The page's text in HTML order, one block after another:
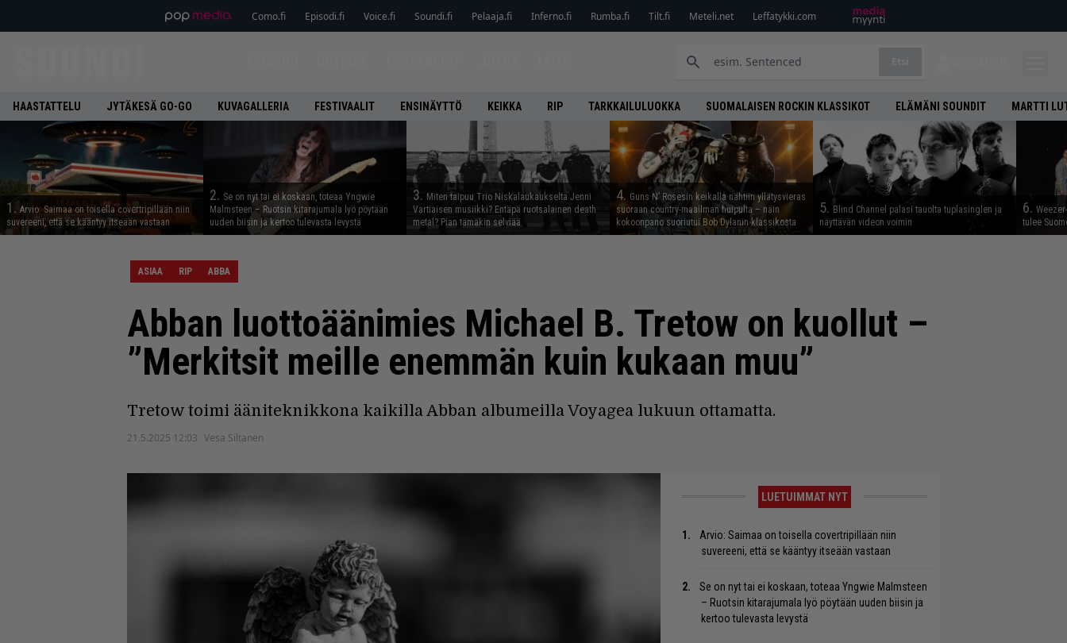
Como.fi Episodi.fi Voice.fi Soundi.fi Pelaaja.fi Inferno.fi Rumba.fi Tilt.fi Meteli.net Leffatykki.com
HAASTATTELU JYTÄKESÄ GO-GO KUVAGALLERIA FESTIVAALIT ENSINÄYTTÖ KEIKKA RIP TARKKAILULUOKKA SUOMALAISEN ROCKIN KLASSIKOT ELÄMÄNI SOUNDIT MARTTI
1. Arvio: Saimaa on toisella covertripillään niin
suvereeni, että se kääntyy itseään vastaan
2. Se on nyt tai ei koskaan, toteaa Yngwie
Malmsteen – Ruotsin kitarajumala lyö pöytään
uuden biisin ja kertoo tulevasta levystä
3. Miten taipuu Trio Niskalaukaukselta Jenni
Vartiaisen musiikki? Entäpä ruotsalainen death
metal? Pian tämäkin selviää
4. Guns N’ Rosesin keikalla nähtiin yllätysvieras
suoraan country-maailman huipulta – näin
kokoonpano suoriutui Bob Dylanin klassikosta
5. Blind Channel palasi tauolta tuplasinglen ja
näyttävän videon voimin
6.
tulee
ASIAA RIP ABBA
Abban luottoäänimies Michael B. Tretow on kuollut –
”Merkitsit meille enemmän kuin kukaan muu”
Tretow toimi ääniteknikkona kaikilla Abban albumeilla Voyagea lukuun ottamatta.
21.5.2025 12:03 Vesa Siltanen
LUETUIMMAT NYT
Arvio: Saimaa on toisella covertripillään niin
suvereeni, että se kääntyy itseään vastaan
Se on nyt tai ei koskaan, toteaa Yngwie Malmsteen
– Ruotsin kitarajumala lyö pöytään uuden biisin ja
kertoo tulevasta levystä